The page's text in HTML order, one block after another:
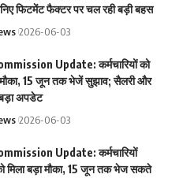
फिटमेंट फैक्टर पर चल रही बड़ी बहस
2026-06-03
Update: कर्मचारियों को
मौका, 15 जून तक भेजें सुझाव; सैलरी और
बड़ा अपडेट
2026-06-03
Update: कर्मचारियों
मिला बड़ा मौका, 15 जून तक भेज सकते